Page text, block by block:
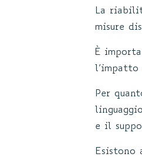
La
misure
È
l’impatto
Per
e il
Esistono